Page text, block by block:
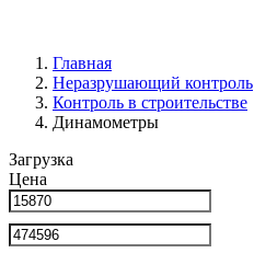
Главная
Неразрушающий контроль
Контроль в строительстве
Динамометры
Загрузка
Цена